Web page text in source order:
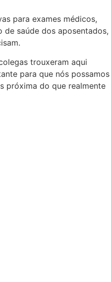
para exames médicos,
saúde dos aposentados,
trouxeram aqui
para que nós possamos
próxima do que realmente